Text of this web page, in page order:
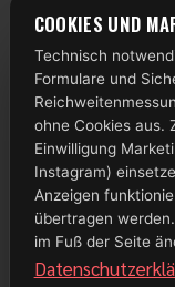
www.radlstall.com
Montag:
Di – Fr: 10:00 –
Samstag: 09:00 –
TOP 100
COOKIES UND
Technisch
Formulare und
ohne Cookies aus.
Einwilligung
Instagram)
Anzeigen
übertragen
im Fuß der Seite